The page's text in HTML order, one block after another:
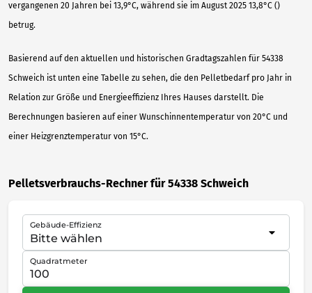
vergangenen 20 Jahren bei 13,9°C, während sie im August 2025 13,8°C ()
betrug.
Basierend auf den aktuellen und historischen Gradtagszahlen für 54338
Schweich ist unten eine Tabelle zu sehen, die den Pelletbedarf pro Jahr in
Relation zur Größe und Energieeffizienz Ihres Hauses darstellt. Die
Berechnungen basieren auf einer Wunschinnentemperatur von 20°C und
einer Heizgrenztemperatur von 15°C.
Pelletsverbrauchs-Rechner für 54338 Schweich
Gebäude-Effizienz
Quadratmeter